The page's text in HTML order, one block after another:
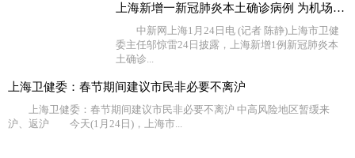
上海新增一新冠肺炎本土确诊病例 为机场工作人员
中新网上海1月24日电 (记者 陈静)上海市卫健
委主任邬惊雷24日披露，上海新增1例新冠肺炎本
土确诊...
上海卫健委：春节期间建议市民非必要不离沪
上海卫健委：春节期间建议市民非必要不离沪 中高风险地区暂缓来
沪、返沪 今天(1月24日)，上海市...